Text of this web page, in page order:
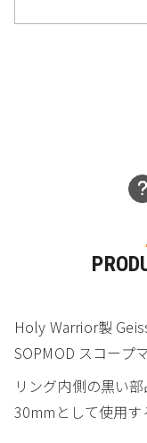
Holy Warrior製
SOPMOD スコープ
リング内側の黒い
30mmとして使用す